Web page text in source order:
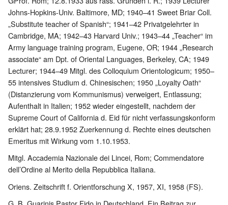
Johns-Hopkins-Univ. Baltimore, MD; 1940–41 Sweet Briar Coll.
„Substitute teacher of Spanish“; 1941–42 Privatgelehrter in
Cambridge, MA; 1942–43 Harvard Univ.; 1943–44 „Teacher“ im
Army language training program, Eugene, OR; 1944 „Research
associate“ am Dpt. of Oriental Languages, Berkeley, CA; 1949
Lecturer; 1944–49 Mitgl. des Colloquium Orientologicum; 1950–
55 intensives Studium d. Chinesischen; 1950 „Loyalty Oath“
(Distanzierung vom Kommunismus) verweigert, Entlassung;
Aufenthalt in Italien; 1952 wieder eingestellt, nachdem der
Supreme Court of California d. Eid für nicht verfassungskonform
erklärt hat; 28.9.1952 Zuerkennung d. Rechte eines deutschen
Emeritus mit Wirkung vom 1.10.1953.
Mitgl. Accademia Nazionale dei Lincei, Rom; Commendatore
dell’Ordine al Merito della Repubblica Italiana.
Oriens. Zeitschrift f. Orientforschung X, 1957, XI, 1958 (FS).